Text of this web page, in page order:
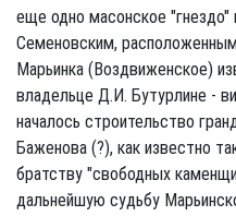
еще одно масонское "гнездо"
Семеновским,
Марьинка (Воздвиженское)
владельце Д.И. Бутурлине -
началось строительство
Баженова (?), как известно
братству "свободных
дальнейшую судьбу